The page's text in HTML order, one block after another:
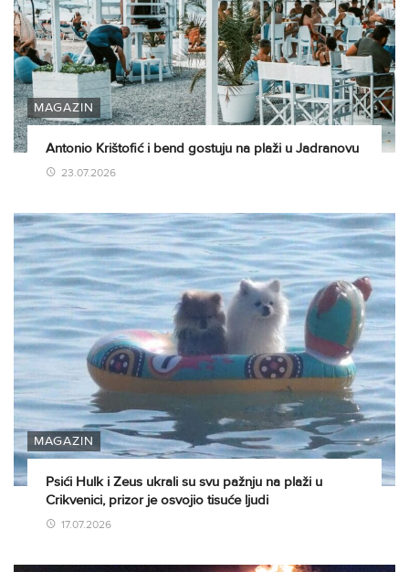
MAGAZIN
Antonio Krištofić i bend gostuju na plaži u Jadranovu
23.07.2026
MAGAZIN
Psići Hulk i Zeus ukrali su svu pažnju na plaži u
Crikvenici, prizor je osvojio tisuće ljudi
17.07.2026